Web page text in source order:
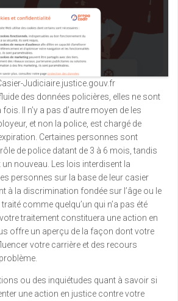
Judiciaire.justice.gouv.fr
des données policières, elles ne sont
Il n’y a pas d’autre moyen de les
et non la police, est chargé de
Certaines personnes sont
de police datant de 3 à 6 mois, tandis
un nouveau. Les lois interdisent la
personnes sur la base de leur casier
à la discrimination fondée sur l’âge ou le
comme quelqu’un qui n’a pas été
traitement constituera une action en
offre un aperçu de la façon dont votre
votre carrière et des recours
ou des inquiétudes quant à savoir si
une action en justice contre votre